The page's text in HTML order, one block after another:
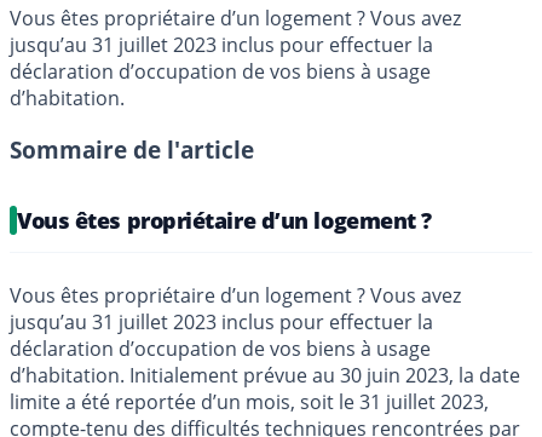
Vous êtes propriétaire d’un logement ? Vous avez
jusqu’au 31 juillet 2023 inclus pour effectuer la
déclaration d’occupation de vos biens à usage
d’habitation.
Sommaire de l'article
Vous êtes propriétaire d’un logement ?
Vous êtes propriétaire d’un logement ? Vous avez
jusqu’au 31 juillet 2023 inclus pour effectuer la
déclaration d’occupation de vos biens à usage
d’habitation. Initialement prévue au 30 juin 2023, la date
limite a été reportée d’un mois, soit le 31 juillet 2023,
compte-tenu des difficultés techniques rencontrées par